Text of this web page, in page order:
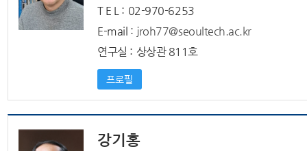
T E L : 02-970-6253
E-mail : jroh77@seoultech.ac.kr
연구실 : 상상관 811호
프로필
강기홍